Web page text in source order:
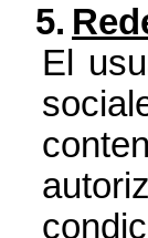
5.
El